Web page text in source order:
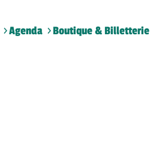
Agenda Boutique & Billetterie